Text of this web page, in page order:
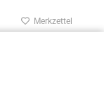
Merkzettel